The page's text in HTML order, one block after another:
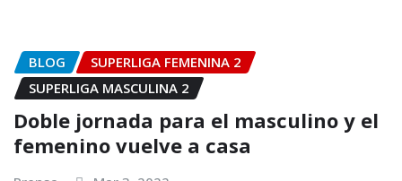
BLOG
SUPERLIGA FEMENINA 2
SUPERLIGA MASCULINA 2
Doble jornada para el masculino y el
femenino vuelve a casa